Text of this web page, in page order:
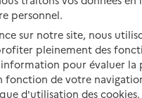
personnel.
sur notre site, nous
pleinement des
pour évaluer
fonction de votre
d'utilisation des cookies.